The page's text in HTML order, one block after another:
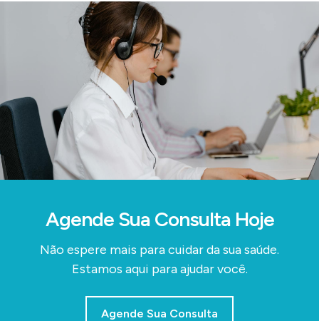
Agende Sua Consulta Hoje
Não espere mais para cuidar da sua saúde.
Estamos aqui para ajudar você.
Agende Sua Consulta